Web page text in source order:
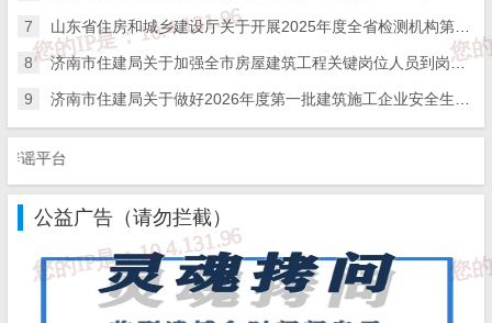
造、招商引资、安置房等政府、投融资平台实施的建设工
程，应当按照国家有关规定将所需资金落实到位，不得由承
包企业垫资，相关工作要在区县范围内解决，保障本地农民
工工资按时足额发放，确保不出现因拖欠农民工工资而发生
群体性事件。
二、进一步落实保障农民工工资支付各项制度
（一）全面落实工程款支付担保制度。严格执行 《山
7 山东省住房和城乡建设厅关于开展2025年度全省检测机构第二次能力验证工作的通知
8 济南市住建局关于加强全市房屋建筑工程关键岗位人员到岗履职数字化监管的通知
9 济南市住建局关于做好2026年度第一批建筑施工企业安全生产管理人员考试报名工作的通知
台
公益广告（请勿拦截）